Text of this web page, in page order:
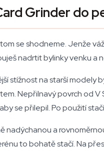
Grinder do
se shodneme. Jenže
nadrtit bylinky venku a
stížnost na starší
Nepřilnavý povrch od
se přilepil. Po použití
a
to bohatě stačí. Na